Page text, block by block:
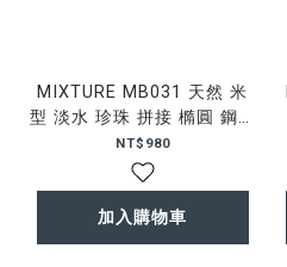
MIXTURE MB031 天然 米
型 淡水 珍珠 拼接 橢圓 鋼鍊
手鍊
NT$980
加入購物車